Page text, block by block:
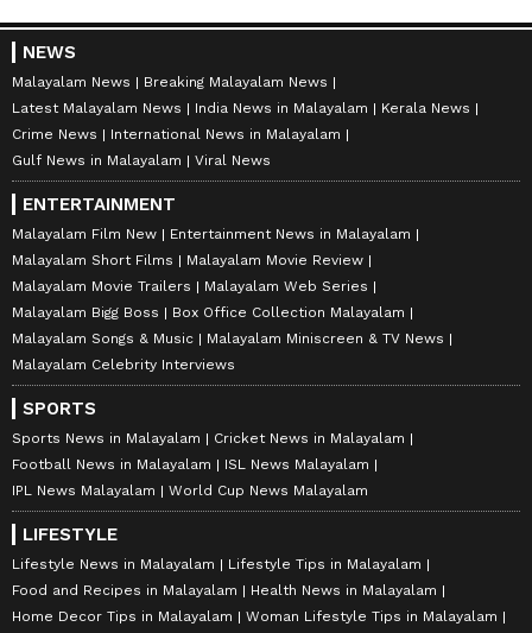
NEWS
Malayalam News
Breaking Malayalam News
Latest Malayalam News
India News in Malayalam
Kerala News
Crime News
International News in Malayalam
Gulf News in Malayalam
Viral News
ENTERTAINMENT
Malayalam Film New
Entertainment News in Malayalam
Malayalam Short Films
Malayalam Movie Review
Malayalam Movie Trailers
Malayalam Web Series
Malayalam Bigg Boss
Box Office Collection Malayalam
Malayalam Songs & Music
Malayalam Miniscreen & TV News
Malayalam Celebrity Interviews
SPORTS
Sports News in Malayalam
Cricket News in Malayalam
Football News in Malayalam
ISL News Malayalam
IPL News Malayalam
World Cup News Malayalam
LIFESTYLE
Lifestyle News in Malayalam
Lifestyle Tips in Malayalam
Food and Recipes in Malayalam
Health News in Malayalam
Home Decor Tips in Malayalam
Woman Lifestyle Tips in Malayalam